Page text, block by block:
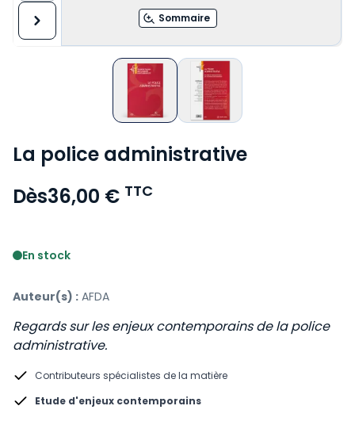
Sommaire
La police administrative
Dès36,00 € TTC
En stock
Auteur(s) : AFDA
Regards sur les enjeux contemporains de la police
administrative.
Contributeurs spécialistes de la matière
Etude d'enjeux contemporains